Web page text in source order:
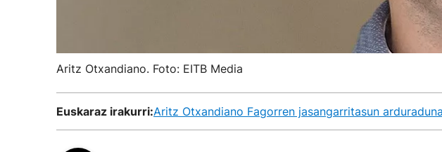
Aritz Otxandiano. Foto: EITB Media
Euskaraz irakurri:Aritz Otxandiano Fagorren jasangarritasun